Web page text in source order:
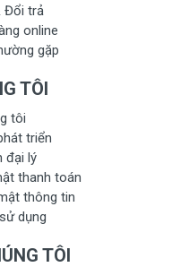
Đổi trả
online
gặp
TÔI
tôi
triển
đại lý
thanh toán
thông tin
dụng
TÔI